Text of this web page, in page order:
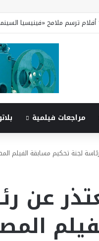
مراجعات فيلمية
لجنة تحكيم مسابقة الفيلم
عن